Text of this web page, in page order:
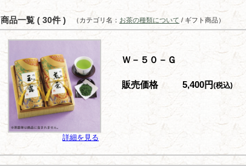
商品一覧 ( 30件 ) （カテゴリ名： お茶の種類について / ギフト商品）
詳細を見る
Ｗ－５０－Ｇ
販売価格 5,400円(税込)